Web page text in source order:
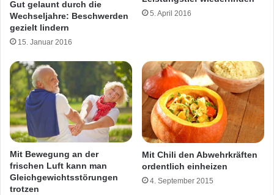
Gut gelaunt durch die
Wechseljahre: Beschwerden
gezielt lindern
15. Januar 2016
5. April 2016
Mit Bewegung an der
frischen Luft kann man
Gleichgewichtsstörungen
trotzen
Mit Chili den Abwehrkräften
ordentlich einheizen
4. September 2015